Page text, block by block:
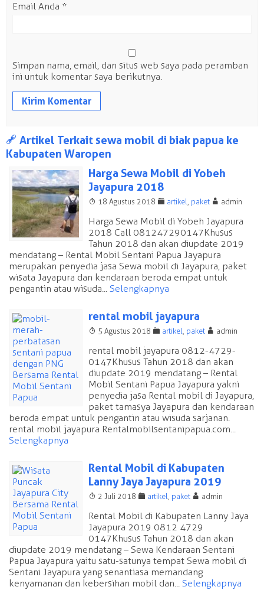
Email Anda *
Simpan nama, email, dan situs web saya pada peramban
ini untuk komentar saya berikutnya.
a Artikel Terkait sewa mobil di biak papua ke
Kabupaten Waropen
Harga Sewa Mobil di Yobeh
Jayapura 2018
T 18 Agustus 2018 F artikel, paket A admin
Harga Sewa Mobil di Yobeh Jayapura
2018 Call 081247290147 Khusus
Tahun 2018 dan akan diupdate 2019
mendatang – Rental Mobil Sentani Papua Jayapura
merupakan penyedia jasa Sewa mobil di Jayapura, paket
wisata Jayapura dan kendaraan beroda empat untuk
pengantin atau wisuda... Selengkapnya
rental mobil jayapura
T 5 Agustus 2018 F artikel, paket A admin
rental mobil jayapura 0812-4729-
0147 Khusus Tahun 2018 dan akan
diupdate 2019 mendatang – Rental
Mobil Sentani Papua Jayapura yakni
penyedia jasa Rental mobil di Jayapura,
paket tamasya Jayapura dan kendaraan
beroda empat untuk pengantin atau wisuda sarjanan.
rental mobil jayapura Rentalmobilsentanipapua.com...
Selengkapnya
Rental Mobil di Kabupaten
Lanny Jaya Jayapura 2019
T 2 Juli 2018 F artikel, paket A admin
Rental Mobil di Kabupaten Lanny Jaya
Jayapura 2019 0812 4729
0147 Khusus Tahun 2018 dan akan
diupdate 2019 mendatang – Sewa Kendaraan Sentani
Papua Jayapura yaitu satu-satunya tempat Sewa mobil di
Sentani Jayapura yang senantiasa memandang
kenyamanan dan kebersihan mobil dan... Selengkapnya